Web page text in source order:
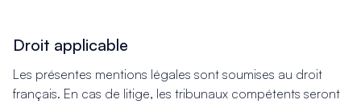
Droit applicable
Les présentes mentions légales sont soumises au droit
français. En cas de litige, les tribunaux compétents seront